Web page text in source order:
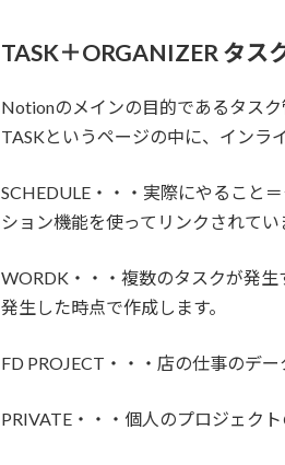
TASK＋ORGANIZER タス
Notionのメインの目的であるタスク
TASKというページの中に、インラ
SCHEDULE・・・実際にやること
ション機能を使ってリンクされてい
WORDK・・・複数のタスクが発
発生した時点で作成します。
FD PROJECT・・・店の仕事のデー
PRIVATE・・・個人のプロジェクト